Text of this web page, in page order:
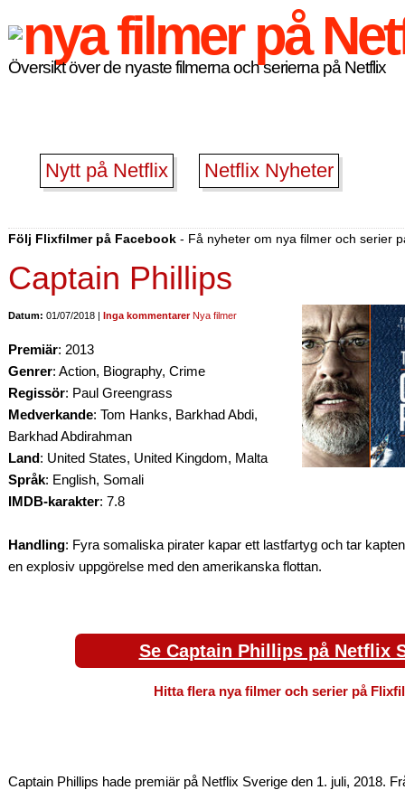
Översikt över de nyaste filmerna och serierna på Netflix
Nytt på Netflix Netflix Nyheter
Följ Flixfilmer på Facebook - Få nyheter om nya filmer och serier
Captain Phillips
Datum: 01/07/2018 | Inga kommentarer Nya filmer
Premiär: 2013
Genrer: Action, Biography, Crime
Regissör: Paul Greengrass
Medverkande: Tom Hanks, Barkhad Abdi,
Barkhad Abdirahman
Land: United States, United Kingdom, Malta
Språk: English, Somali
IMDB-karakter: 7.8
Handling: Fyra somaliska pirater kapar ett lastfartyg och tar
en explosiv uppgörelse med den amerikanska flottan.
Se Captain Phillips på Netflix
Hitta flera nya filmer och serier på
Captain Phillips hade premiär på Netflix Sverige den 1. juli, 2018.